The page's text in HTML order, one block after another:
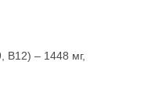
В12) – 1448 мг,